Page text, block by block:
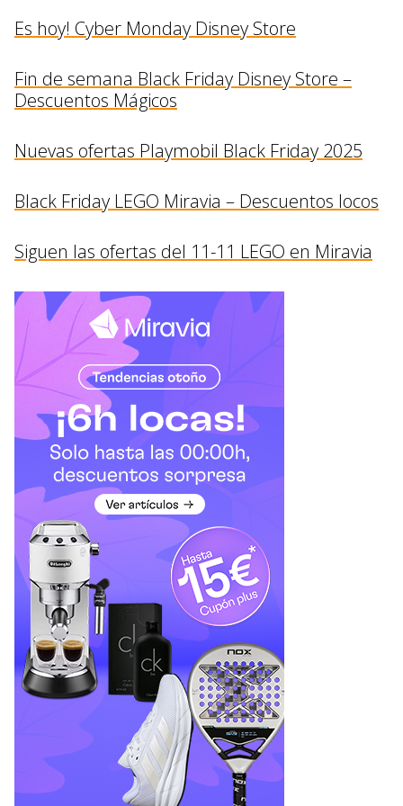
Es hoy! Cyber Monday Disney Store
Fin de semana Black Friday Disney Store –
Descuentos Mágicos
Nuevas ofertas Playmobil Black Friday 2025
Black Friday LEGO Miravia – Descuentos locos
Siguen las ofertas del 11-11 LEGO en Miravia